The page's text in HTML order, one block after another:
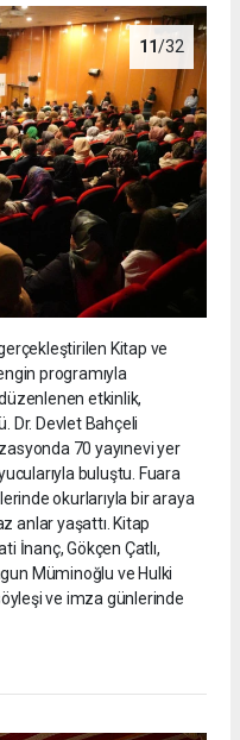
11/32
Kitap ve
programıyla
etkinlik,
Dr. Devlet Bahçeli
70 yayınevi yer
buluştu. Fuara
okurlarıyla bir araya
anlar yaşattı. Kitap
İnanç, Gökçen Çatlı,
Müminoğlu ve Hulki
ve imza günlerinde